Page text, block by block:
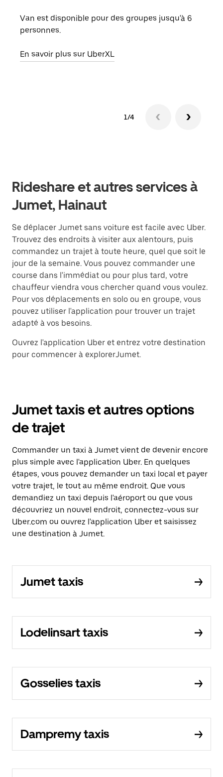
Van est disponible pour des groupes jusqu'à 6
personnes.
En savoir plus sur UberXL
1/4
Rideshare et autres services à
Jumet, Hainaut
Se déplacer Jumet sans voiture est facile avec Uber.
Trouvez des endroits à visiter aux alentours, puis
commandez un trajet à toute heure, quel que soit le
jour de la semaine. Vous pouvez commander une
course dans l'immédiat ou pour plus tard, votre
chauffeur viendra vous chercher quand vous voulez.
Pour vos déplacements en solo ou en groupe, vous
pouvez utiliser l'application pour trouver un trajet
adapté à vos besoins.
Ouvrez l'application Uber et entrez votre destination
pour commencer à explorerJumet.
Jumet taxis et autres options
de trajet
Commander un taxi à Jumet vient de devenir encore
plus simple avec l'application Uber. En quelques
étapes, vous pouvez demander un taxi local et payer
votre trajet, le tout au même endroit. Que vous
demandiez un taxi depuis l'aéroport ou que vous
découvriez un nouvel endroit, connectez-vous sur
Uber.com ou ouvrez l'application Uber et saisissez
une destination à Jumet.
Jumet taxis
Lodelinsart taxis
Gosselies taxis
Dampremy taxis